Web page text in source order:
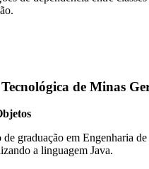
de Minas
graduação em Engenharia
a linguagem Java.